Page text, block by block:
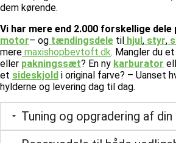
dem kørende.
Vi har mere end 2.000 forskellige dele
motor– og tændingsdele til hjul, styr,
mere maxishopbevtoft.dk. Mangler du et
eller pakningssæt? En ny karburator
et sideskjold i original farve? – Uanset
hylderne og levering dag til dag.
Tuning og opgradering af din